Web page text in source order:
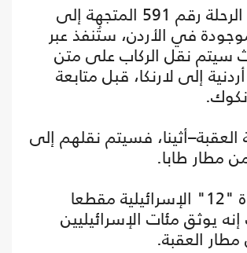
وأوضحت أن الرحلة رقم 591 المتجهة إلى
في الأردن، ستُنفذ عبر
سيتم نقل الركاب على متن
إلى لارنكا، قبل متابعة
العقبة–أثينا، فسيتم نقلهم إلى
مطار طابا.
ونشرت القناة "12" الإسرائيلية مقطعا
يوثق مئات الإسرائيليين
العقبة.